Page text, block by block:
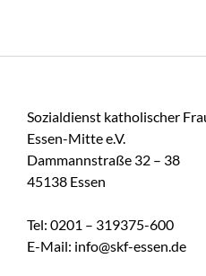
Sozialdienst katholischer
Essen-Mitte e.V.
Dammannstraße 32 – 38
45138 Essen
Tel: 0201 – 319375-600
E-Mail: info@skf-essen.de